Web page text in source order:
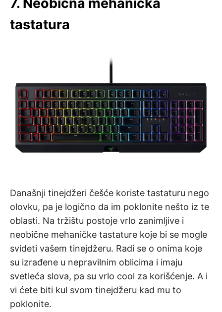
7. Neobična mehanička
tastatura
Današnji tinejdžeri češće koriste tastaturu nego
olovku, pa je logično da im poklonite nešto iz te
oblasti. Na tržištu postoje vrlo zanimljive i
neobične mehaničke tastature koje bi se mogle
svideti vašem tinejdžeru. Radi se o onima koje
su izrađene u nepravilnim oblicima i imaju
svetleća slova, pa su vrlo cool za korišćenje. A i
vi ćete biti kul svom tinejdžeru kad mu to
poklonite.